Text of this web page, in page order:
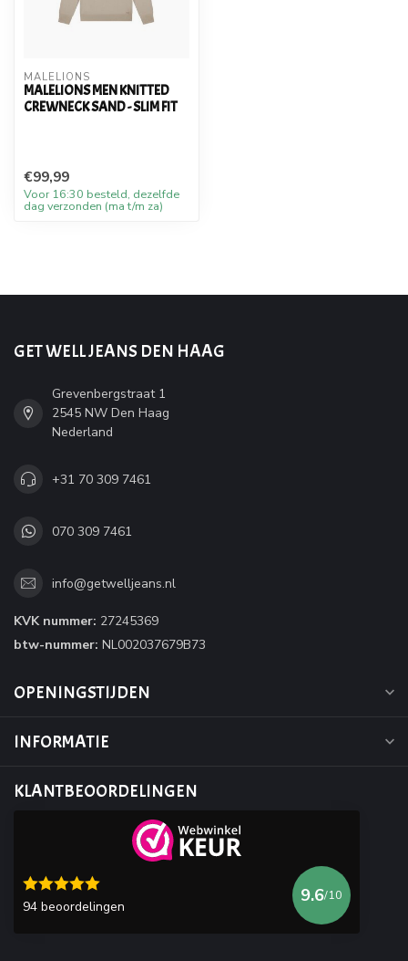
MALELIONS
MALELIONS MEN KNITTED
CREWNECK SAND - SLIM FIT
€99,99
Voor 16:30 besteld, dezelfde
dag verzonden (ma t/m za)
GET WELL JEANS DEN HAAG
Grevenbergstraat 1
2545 NW Den Haag
Nederland
+31 70 309 7461
070 309 7461
info@getwelljeans.nl
KVK nummer: 27245369
btw-nummer: NL002037679B73
OPENINGSTIJDEN
INFORMATIE
KLANTBEOORDELINGEN
94 beoordelingen
9.6/10